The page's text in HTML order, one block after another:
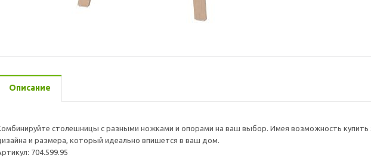
Описание
столешницы с разными ножками и опорами на ваш выбор. Имея возможность
и размера, который идеально впишется в ваш дом.
704.599.95